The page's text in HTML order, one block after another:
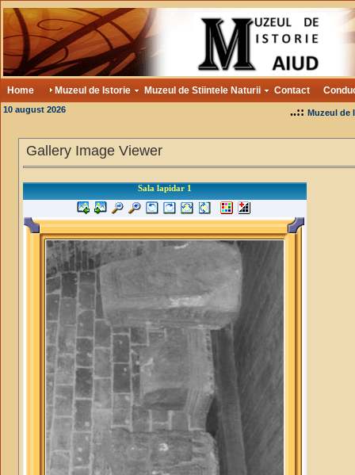
Home Muzeul de Istorie Muzeul de Stiintele Naturii Contact
10 august 2026 ..:: Muzeul de
Gallery Image Viewer
Sala lapidar 1